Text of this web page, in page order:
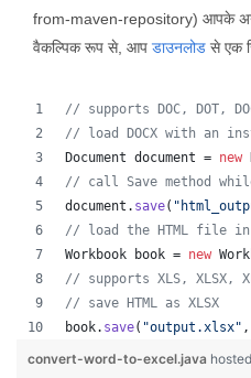
from-maven-repository) आपके
वैकल्पिक रूप से, आप डाउनलोड से एक
// supports DOC, DOT,
// load DOCX with an
Document document = new
// call Save method while
document . save(
// load the HTML file in
Workbook
book = new
// supports XLS, XLSX,
// save HTML as XLSX
book. save( "output.xlsx" ,
convert-word-to-excel.java